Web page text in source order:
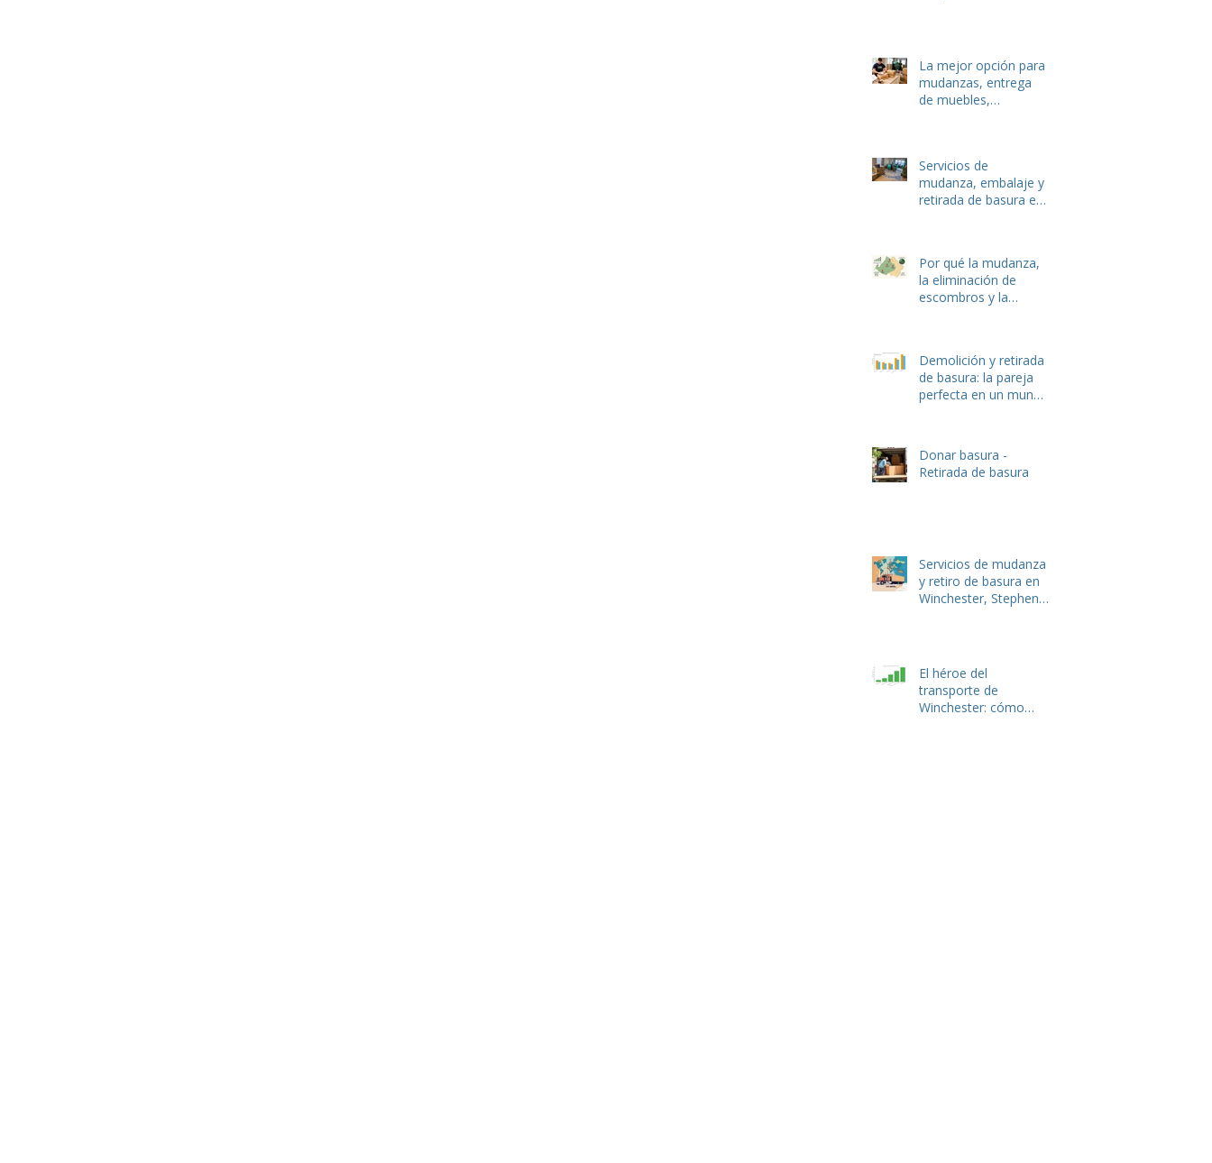
La mejor opción para
mudanzas, entrega
de muebles,
Winchester y
Stephens City, VA.
Servicios de
mudanza, embalaje y
retirada de basura en
Por qué la mudanza,
la eliminación de
escombros y la
Demolición y retirada
de basura: la pareja
perfecta en un mundo
Donar basura -
Retirada de basura
Servicios de mudanza
y retiro de basura en
Winchester, Stephens
El héroe del
transporte de
Winchester: cómo